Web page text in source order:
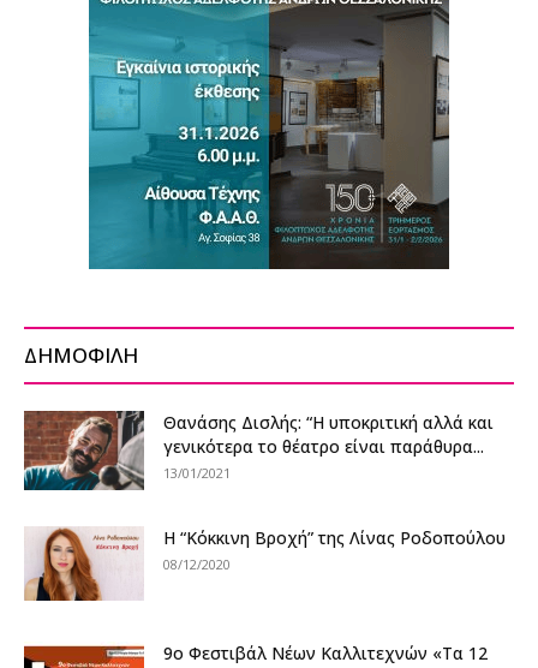
ΔΗΜΟΦΙΛΗ
Θανάσης Δισλής: “Η υποκριτική αλλά και
γενικότερα το θέατρο είναι παράθυρα...
13/01/2021
Η “Κόκκινη Βροχή” της Λίνας Ροδοπούλου
08/12/2020
9ο Φεστιβάλ Νέων Καλλιτεχνών «Τα 12